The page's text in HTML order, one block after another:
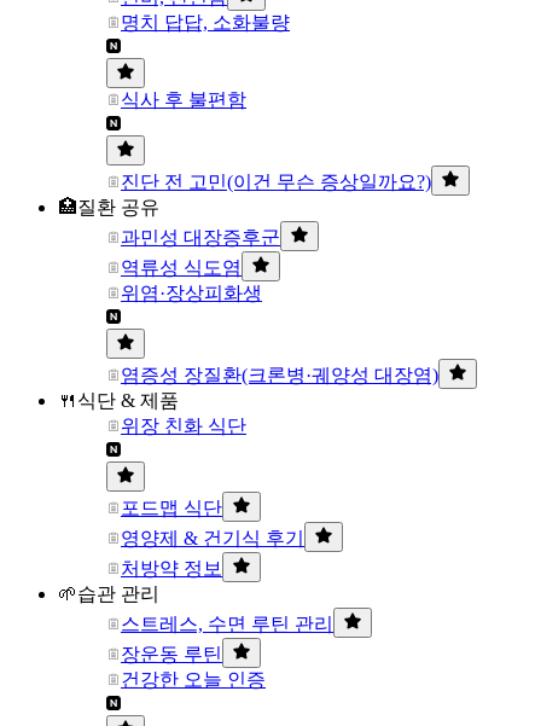
명치 답답, 소화불량
식사 후 불편함
진단 전 고민(이건 무슨 증상일까요?)
🏥질환 공유
과민성 대장증후군
역류성 식도염
위염·장상피화생
염증성 장질환(크론병·궤양성 대장염)
🍴식단 & 제품
위장 친화 식단
포드맵 식단
영양제 & 건기식 후기
처방약 정보
🌱습관 관리
스트레스, 수면 루틴 관리
장운동 루틴
건강한 오늘 인증